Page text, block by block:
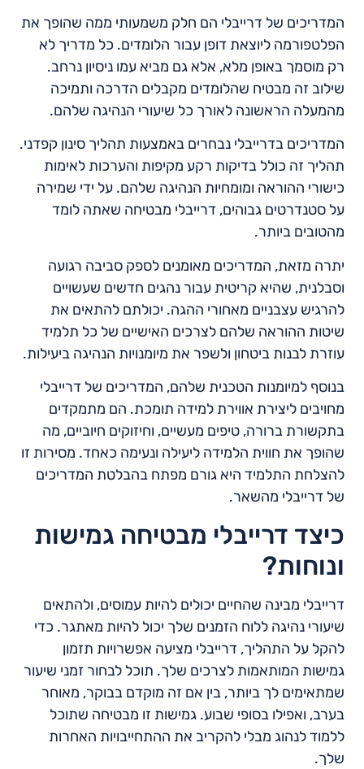
המדריכים של דרייבלי הם חלק משמעותי ממה שהופך את
הפלטפורמה ליוצאת דופן עבור הלומדים. כל מדריך לא
רק מוסמך באופן מלא, אלא גם מביא עמו ניסיון נרחב.
שילוב זה מבטיח שהלומדים מקבלים הדרכה ותמיכה
מהמעלה הראשונה לאורך כל שיעורי הנהיגה שלהם.
המדריכים בדרייבלי נבחרים באמצעות תהליך סינון קפדני.
תהליך זה כולל בדיקות רקע מקיפות והערכות לאימות
כישורי ההוראה ומומחיות הנהיגה שלהם. על ידי שמירה
על סטנדרטים גבוהים, דרייבלי מבטיחה שאתה לומד
מהטובים ביותר.
יתרה מזאת, המדריכים מאומנים לספק סביבה רגועה
וסבלנית, שהיא קריטית עבור נהגים חדשים שעשויים
להרגיש עצבניים מאחורי ההגה. יכולתם להתאים את
שיטות ההוראה שלהם לצרכים האישיים של כל תלמיד
עוזרת לבנות ביטחון ולשפר את מיומנויות הנהיגה ביעילות.
בנוסף למיומנות הטכנית שלהם, המדריכים של דרייבלי
מחויבים ליצירת אווירת למידה תומכת. הם מתמקדים
בתקשורת ברורה, טיפים מעשיים, וחיזוקים חיוביים, מה
שהופך את חווית הלמידה ליעילה ונעימה כאחד. מסירות זו
להצלחת התלמיד היא גורם מפתח בהבלטת המדריכים
של דרייבלי מהשאר.
כיצד דרייבלי מבטיחה גמישות
ונוחות?
דרייבלי מבינה שהחיים יכולים להיות עמוסים, ולהתאים
שיעורי נהיגה ללוח הזמנים שלך יכול להיות מאתגר. כדי
להקל על התהליך, דרייבלי מציעה אפשרויות תזמון
גמישות המותאמות לצרכים שלך. תוכל לבחור זמני שיעור
שמתאימים לך ביותר, בין אם זה מוקדם בבוקר, מאוחר
בערב, ואפילו בסופי שבוע. גמישות זו מבטיחה שתוכל
ללמוד לנהוג מבלי להקריב את ההתחייבויות האחרות
שלך.